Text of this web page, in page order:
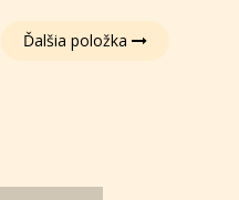
Ďalšia položka